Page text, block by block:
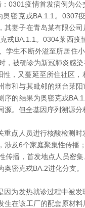
疫情首发病例为公
密克戎BA.1.1。0307
其妻子在青岛某有限公
戎BA.1.1。0304莱西疫
学生不断外溢至所居住
，被确诊为新冠肺炎感
，又蔓延至所住社区
市和与其毗邻的烟台莱
序的结果为奥密克戎
源。但全基因序列溯源
点人员进行核酸检测时
涉及6个家庭聚集性传播
传播，首发地点人员密
密克戎BA.2进化分支。
为发热就诊过程中被发
生在该工厂的配套原材